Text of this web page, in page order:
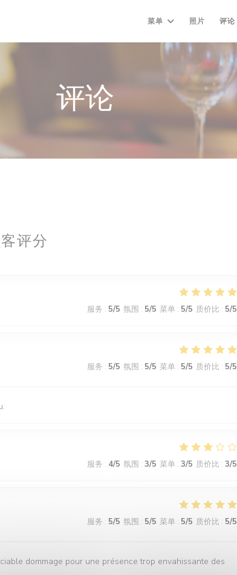
菜单 照片 评论
评论
评分
服务 : 5/5 氛围 : 5/5 菜单 : 5/5 质价比 : 5/5
服务 : 5/5 氛围 : 5/5 菜单 : 5/5 质价比 : 5/5
服务 : 4/5 氛围 : 3/5 菜单 : 3/5 质价比 : 3/5
服务 : 5/5 氛围 : 5/5 菜单 : 5/5 质价比 : 5/5
dommage pour une présence trop envahissante des